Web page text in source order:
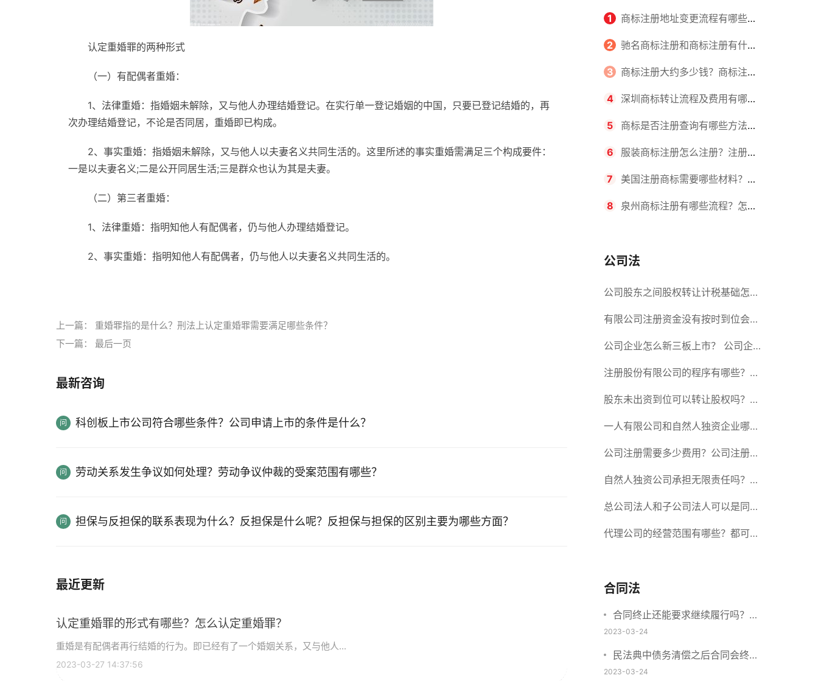
认定重婚罪的两种形式
（一）有配偶者重婚：
1、法律重婚：指婚姻未解除，又与他人办理结婚登记。在实行单一登记婚姻的中国，只要已登记结婚的，再
次办理结婚登记，不论是否同居，重婚即已构成。
2、事实重婚：指婚姻未解除，又与他人以夫妻名义共同生活的。这里所述的事实重婚需满足三个构成要件：
一是以夫妻名义;二是公开同居生活;三是群众也认为其是夫妻。
（二）第三者重婚：
1、法律重婚：指明知他人有配偶者，仍与他人办理结婚登记。
2、事实重婚：指明知他人有配偶者，仍与他人以夫妻名义共同生活的。
上一篇： 重婚罪指的是什么？刑法上认定重婚罪需要满足哪些条件？
下一篇： 最后一页
最新咨询
科创板上市公司符合哪些条件？公司申请上市的条件是什么？
劳动关系发生争议如何处理？劳动争议仲裁的受案范围有哪些？
担保与反担保的联系表现为什么？反担保是什么呢？反担保与担保的区别主要为哪些方面？
最近更新
认定重婚罪的形式有哪些？怎么认定重婚罪？
重婚是有配偶者再行结婚的行为。即已经有了一个婚姻关系，又与他人...
2023-03-27 14:37:56
1 商标注册地址变更流程有哪些？
怎么提交申请书件？
2 驰名商标注册和商标注册有什么
区别？
3 商标注册大约多少钱？商标注册
查询的方式有哪些？
4 深圳商标转让流程及费用有哪些
要求？商标转让所需时间是多久？
5 商标是否注册查询有哪些方法？
有哪些步骤？
6 服装商标注册怎么注册？注册商
标流程有哪些？
7 美国注册商标需要哪些材料？美
国商标办理流程有哪些？
8 泉州商标注册有哪些流程？怎么
公司法
公司股东之间股权转让计税基础怎么
确认？公司股东之间的股权转让要符
合什么要件？
有限公司注册资金没有按时到位会怎
么样？股份有限公司设立的注册条件
公司企业怎么新三板上市？ 公司企
业新三板上市的流程
注册股份有限公司的程序有哪些？注
册股份有限公司需要提交哪些材料？
股东未出资到位可以转让股权吗？股
东未出资到位能否分红？
一人有限公司和自然人独资企业哪个
好？一人公司设立条件有哪些？
公司注册需要多少费用？公司注册需
要准备什么材料？
自然人独资公司承担无限责任吗？有
限责任公司与有限责任公司的区别
总公司法人和子公司法人可以是同一
个人吗？总公司更名分公司需要更改
代理公司的经营范围有哪些？都可以
合同法
合同终止还能要求继续履行吗？合
同继续履行条件有哪些？
2023-03-24
民法典中债务清偿之后合同会终止
吗？债务免除的特点是什么？
2023-03-24